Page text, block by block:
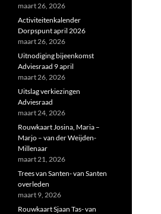
maart 26, 2026
Activiteitenkalender
Dorpspunt april 2026
maart 26, 2026
Uitnodiging bijeenkomst
Adviesraad 9 april
maart 26, 2026
Uitslag verkiezingen
Adviesraad
maart 24, 2026
Rouwkaart Josina, Maria –
Marjo – van der Weijden-
Millenaar
maart 21, 2026
Trees van Santen- van Santen
overleden
maart 9, 2026
Rouwkaart Sjaan Tas- van